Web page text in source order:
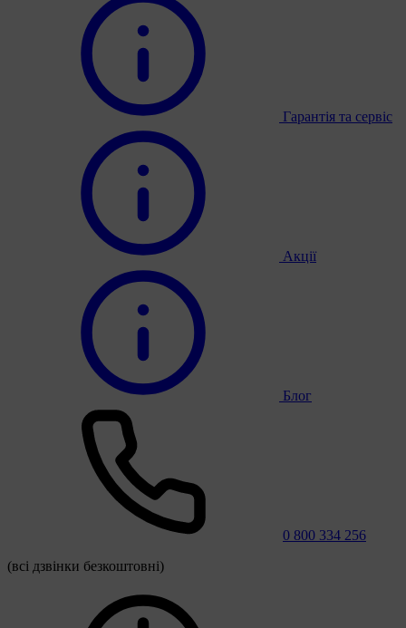
Гарантія та сервіс
Акції
Блог
0 800 334 256
(всі дзвінки безкоштовні)